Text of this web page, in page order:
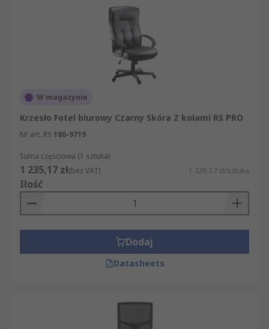
W magazynie
Krzesło Fotel biurowy Czarny Skóra Z kołami RS PRO
Nr art. RS 180-9719
Suma częściowa (1 sztuka)
1 235,17 zł(bez VAT) 1 235,17 zł/sztuka
Ilość
Dodaj
Datasheets